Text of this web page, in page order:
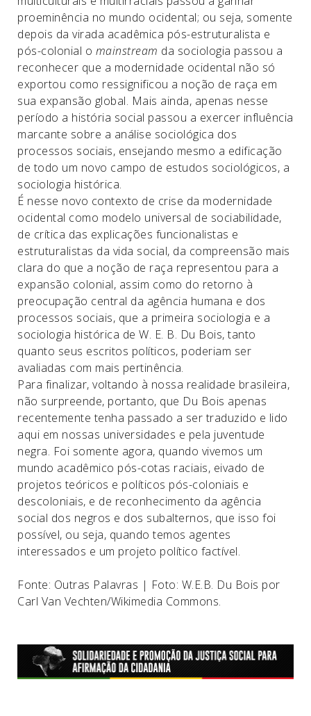
proeminência no mundo ocidental; ou seja, somente
depois da virada acadêmica pós-estruturalista e
pós-colonial o mainstream da sociologia passou a
reconhecer que a modernidade ocidental não só
exportou como ressignificou a noção de raça em
sua expansão global. Mais ainda, apenas nesse
período a história social passou a exercer influência
marcante sobre a análise sociológica dos
processos sociais, ensejando mesmo a edificação
de todo um novo campo de estudos sociológicos, a
sociologia histórica.
É nesse novo contexto de crise da modernidade
ocidental como modelo universal de sociabilidade,
de crítica das explicações funcionalistas e
estruturalistas da vida social, da compreensão mais
clara do que a noção de raça representou para a
expansão colonial, assim como do retorno à
preocupação central da agência humana e dos
processos sociais, que a primeira sociologia e a
sociologia histórica de W. E. B. Du Bois, tanto
quanto seus escritos políticos, poderiam ser
avaliadas com mais pertinência.
Para finalizar, voltando à nossa realidade brasileira,
não surpreende, portanto, que Du Bois apenas
recentemente tenha passado a ser traduzido e lido
aqui em nossas universidades e pela juventude
negra. Foi somente agora, quando vivemos um
mundo acadêmico pós-cotas raciais, eivado de
projetos teóricos e políticos pós-coloniais e
descoloniais, e de reconhecimento da agência
social dos negros e dos subalternos, que isso foi
possível, ou seja, quando temos agentes
interessados e um projeto político factível.
Fonte: Outras Palavras | Foto: W.E.B. Du Bois por
Carl Van Vechten/Wikimedia Commons.